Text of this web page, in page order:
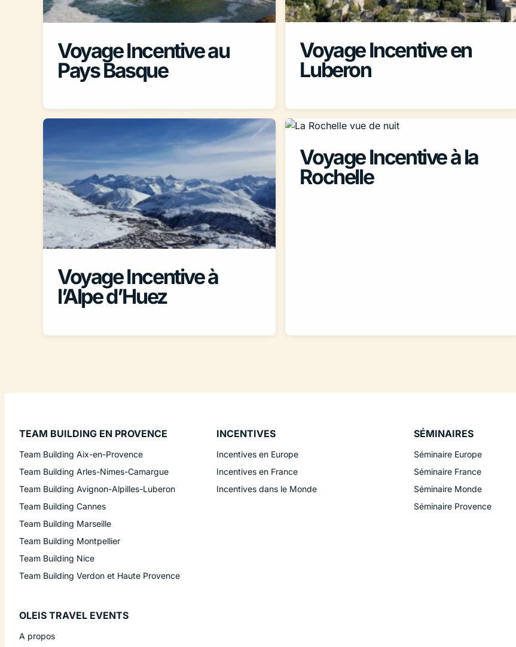
Voyage Incentive au
Pays Basque
Voyage Incentive en
Luberon
Voyage Incentive à
l’Alpe d’Huez
Voyage Incentive à la
Rochelle
TEAM BUILDING EN PROVENCE
Team Building Aix-en-Provence
Team Building Arles-Nimes-Camargue
Team Building Avignon-Alpilles-Luberon
Team Building Cannes
Team Building Marseille
Team Building Montpellier
Team Building Nice
Team Building Verdon et Haute Provence
INCENTIVES
Incentives en Europe
Incentives en France
Incentives dans le Monde
SÉMINAIRES
Séminaire Europe
Séminaire France
Séminaire Monde
Séminaire Provence
OLEIS TRAVEL EVENTS
A propos